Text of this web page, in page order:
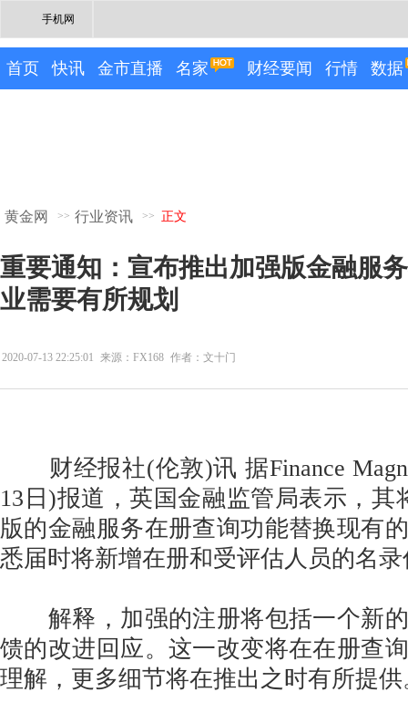
手机网
首页 快讯 金市直播 名家 财经要闻 行情 数据
黄金网 >> 行业资讯 >> 正文
重要通知：宣布推出加强版金融服
业需要有所规划
2020-07-13 22:25:01 来源：FX168 作者：文十门
财经报社(伦敦)讯 据Finance
13日)报道，英国金融监管局表示，其
版的金融服务在册查询功能替换现有
悉届时将新增在册和受评估人员的名
解释，加强的注册将包括一个新的
馈的改进回应。这一改变将在在册查
理解，更多细节将在推出之时有所提供